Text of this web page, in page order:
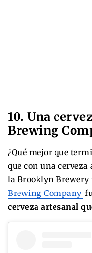
10. Una
Brewing
¿Qué mejor que
que con una
la Brooklyn Brewery
Brewing Company f
cerveza artesanal